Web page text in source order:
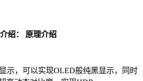
绍： 原理介绍
，可以实现OLED般纯黑显示，同时